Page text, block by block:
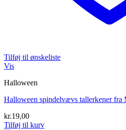
Tilføj til ønskeliste
Vis
Halloween
Halloween spindelvævs tallerkener fra
kr.19,00
Tilføj til kurv